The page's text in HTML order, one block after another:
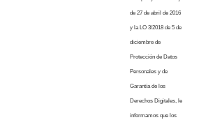
de 27 de abril de 2016
y la LO 3/2018 de 5 de
diciembre de
Protección de Datos
Personales y de
Garantía de los
Derechos Digitales, le
informamos que los